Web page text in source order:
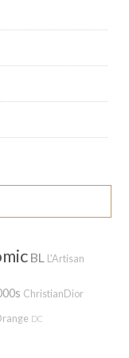
BL L'Artisan
ChristianDior
DC